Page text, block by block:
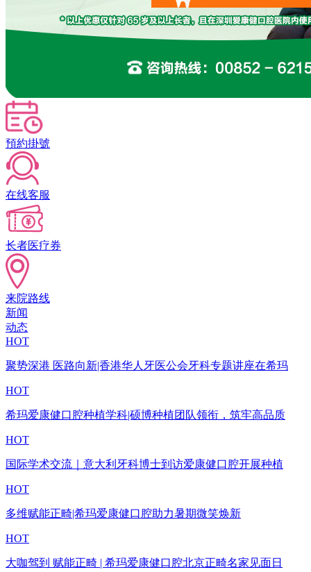
預約掛號
在线客服
长者医疗券
来院路线
新闻
动态
HOT
聚势深港 医路向新|香港华人牙医公会牙科专题讲座在希玛
HOT
希玛爱康健口腔种植学科|硕博种植团队领衔，筑牢高品质
HOT
国际学术交流｜意大利牙科博士到访爱康健口腔开展种植
HOT
多维赋能正畸|希玛爱康健口腔助力暑期微笑焕新
HOT
大咖驾到 赋能正畸 | 希玛爱康健口腔北京正畸名家见面日